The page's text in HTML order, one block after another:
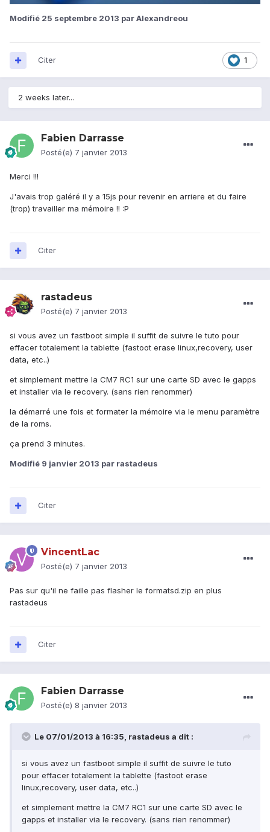
Modifié 25 septembre 2013 par Alexandreou
1
Citer
2 weeks later...
Fabien Darrasse
Posté(e) 7 janvier 2013
Merci !!!
J'avais trop galéré il y a 15js pour revenir en arriere et du faire
(trop) travailler ma mémoire !! :P
Citer
rastadeus
Posté(e) 7 janvier 2013
si vous avez un fastboot simple il suffit de suivre le tuto pour
effacer totalement la tablette (fastoot erase linux,recovery, user
data, etc..)
et simplement mettre la CM7 RC1 sur une carte SD avec le gapps
et installer via le recovery. (sans rien renommer)
la démarré une fois et formater la mémoire via le menu paramètre
de la roms.
ça prend 3 minutes.
Modifié 9 janvier 2013 par rastadeus
Citer
VincentLac
Posté(e) 7 janvier 2013
Pas sur qu'il ne faille pas flasher le formatsd.zip en plus
rastadeus
Citer
Fabien Darrasse
Posté(e) 8 janvier 2013
Le 07/01/2013 à 16:35, rastadeus a dit :
si vous avez un fastboot simple il suffit de suivre le tuto
pour effacer totalement la tablette (fastoot erase
linux,recovery, user data, etc..)
et simplement mettre la CM7 RC1 sur une carte SD avec le
gapps et installer via le recovery. (sans rien renommer)